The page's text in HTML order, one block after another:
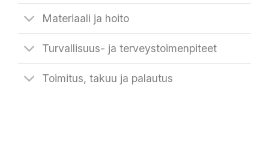
Materiaali ja hoito
Turvallisuus- ja terveystoimenpiteet
Toimitus, takuu ja palautus